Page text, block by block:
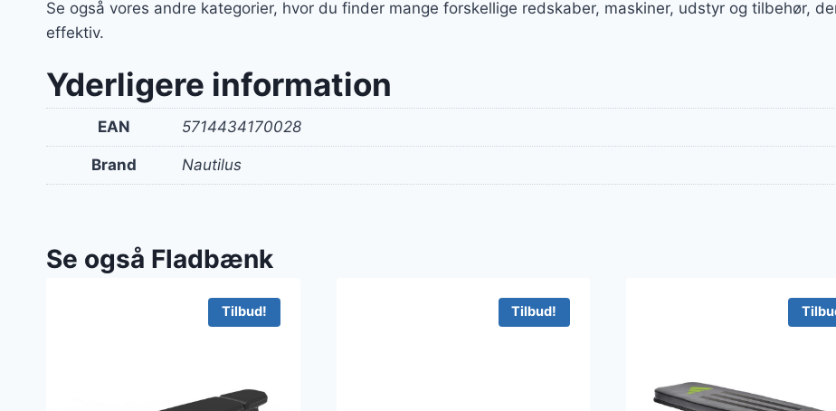
Se også vores andre kategorier, hvor du finder mange forskellige redskaber, maskiner, udstyr og tilbehør,
effektiv.
Yderligere information
EAN 5714434170028
Brand Nautilus
Se også Fladbænk
Tilbud! Tilbud!